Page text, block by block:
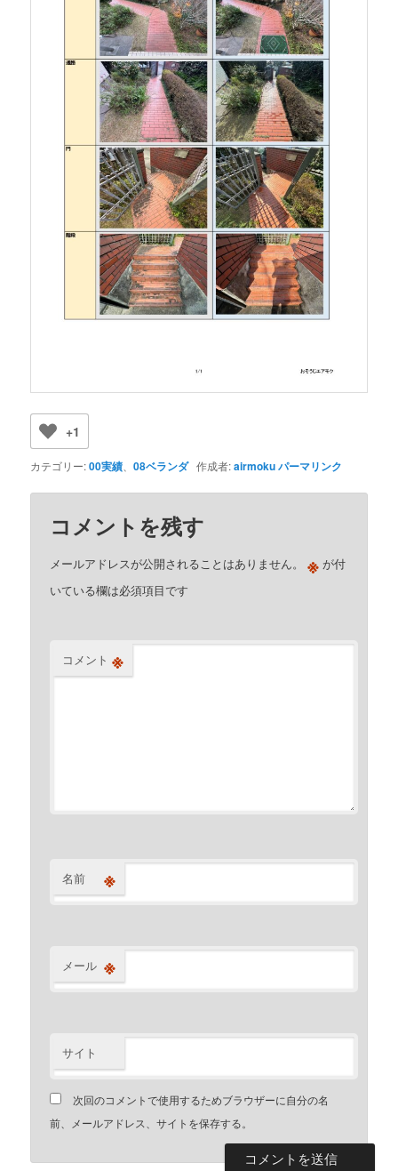
+1
カテゴリー:00実績 、08ベランダ作成者:airmokuパーマリンク
コメントを残す
メールアドレスが公開されることはありません。 ※ が付
いている欄は必須項目です
コメント ※
名前 ※
メール ※
サイト
次回のコメントで使用するためブラウザーに自分の名
前、メールアドレス、サイトを保存する。